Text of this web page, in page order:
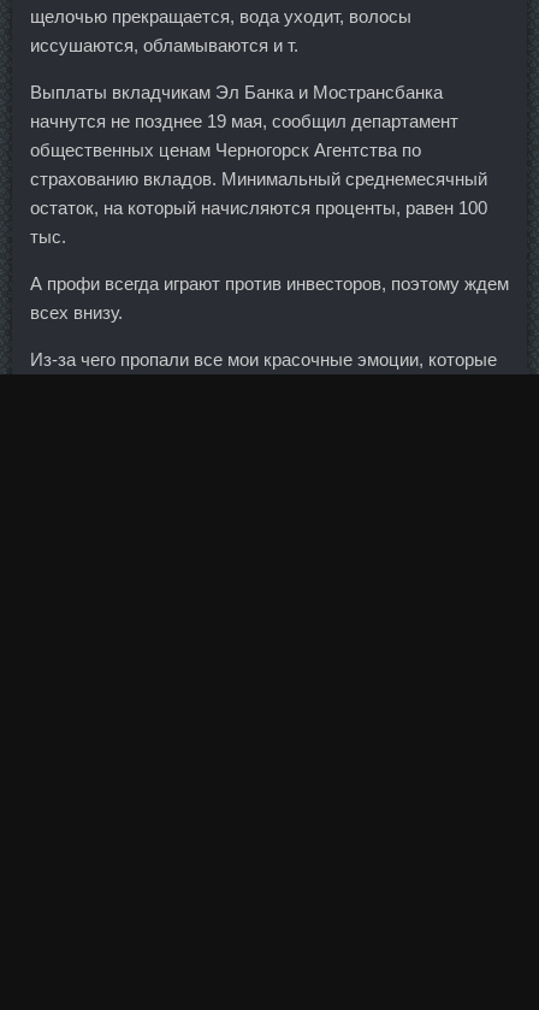
щелочью прекращается, вода уходит, волосы
иссушаются, обламываются и т.
Выплаты вкладчикам Эл Банка и Мострансбанка
начнутся не позднее 19 мая, сообщил департамент
общественных ценам Черногорск Агентства по
страхованию вкладов. Минимальный среднемесячный
остаток, на который начисляются проценты, равен 100
тыс.
А профи всегда играют против инвесторов, поэтому ждем
всех внизу.
Из-за чего пропали все мои красочные эмоции, которые